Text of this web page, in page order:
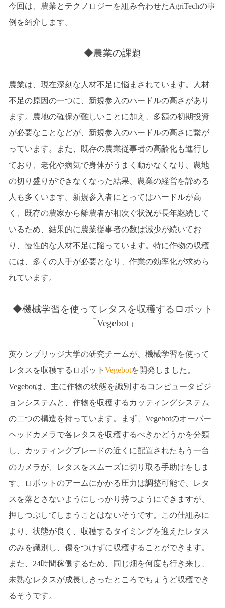
今回は、農業とテクノロジーを組み合わせたAgriTechの事
例を紹介します。
◆農業の課題
農業は、現在深刻な人材不足に悩まされています。人材
不足の原因の一つに、新規参入のハードルの高さがあり
ます。農地の確保が難しいことに加え、多額の初期投資
が必要なことなどが、新規参入のハードルの高さに繋が
っています。また、既存の農業従事者の高齢化も進行し
ており、老化や病気で身体がうまく動かなくなり、農地
の切り盛りができなくなった結果、農業の経営を諦める
人も多くいます。新規参入者にとってはハードルが高
く、既存の農家から離農者が相次ぐ状況が長年継続して
いるため、結果的に農業従事者の数は減少が続いてお
り、慢性的な人材不足に陥っています。特に作物の収穫
には、多くの人手が必要となり、作業の効率化が求めら
れています。
◆機械学習を使ってレタスを収穫するロボット
「Vegebot」
英ケンブリッジ大学の研究チームが、機械学習を使って
レタスを収穫するロボット Vegebotを開発しました。
Vegebotは、主に作物の状態を識別するコンピュータビジ
ョンシステムと、作物を収穫するカッティングシステム
の二つの構造を持っています。まず、Vegebotのオーバー
ヘッドカメラで各レタスを収穫するべきかどうかを分類
し、カッティングブレードの近くに配置されたもう一台
のカメラが、レタスをスムーズに切り取る手助けをしま
す。ロボットのアームにかかる圧力は調整可能で、レタ
スを落とさないようにしっかり持つようにできますが、
押しつぶしてしまうことはないそうです。この仕組みに
より、状態が良く、収穫するタイミングを迎えたレタス
のみを識別し、傷をつけずに収穫することができます。
また、24時間稼働するため、同じ畑を何度も行き来し、
未熟なレタスが成長しきったところでちょうど収穫でき
るそうです。